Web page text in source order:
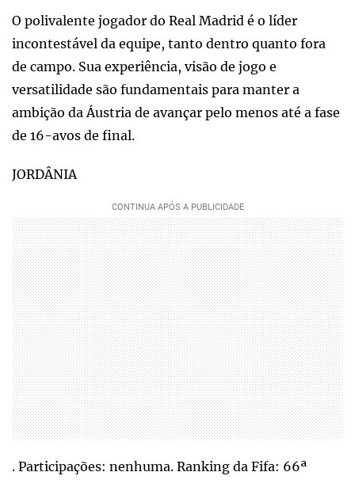
O polivalente jogador do Real Madrid é o líder
incontestável da equipe, tanto dentro quanto fora
de campo. Sua experiência, visão de jogo e
versatilidade são fundamentais para manter a
ambição da Áustria de avançar pelo menos até a fase
de 16-avos de final.
JORDÂNIA
. Participações: nenhuma. Ranking da Fifa: 66ª